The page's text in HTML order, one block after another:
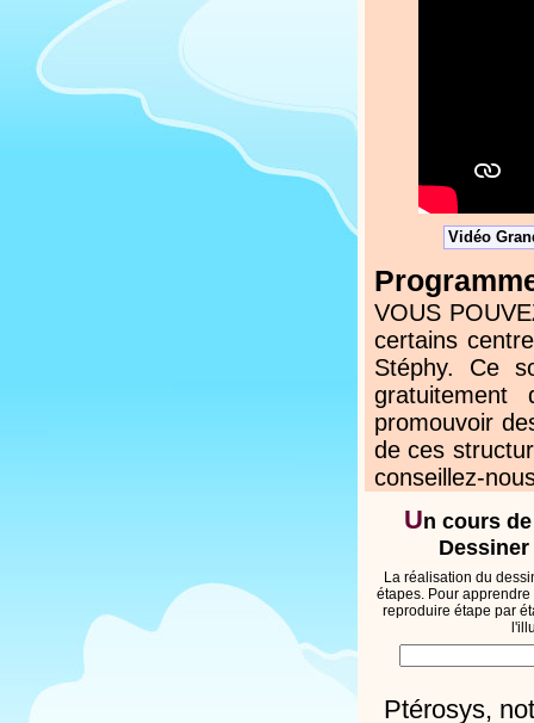
Vidéo
VOUS
certains
Stéphy. Ce
gratuitement
promouvoir
de ces
conseillez-
Un cours
La réalisation du
étapes. Pour
reproduire étape par
Ptérosys,